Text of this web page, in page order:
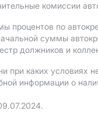
комиссии
по
суммы
должников и
каких условиях
информации о